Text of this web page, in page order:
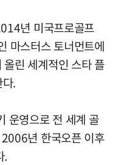
년 미국프로골프
마스터스 토너먼트에
린 세계적인 스타 플
.
운영으로 전 세계 골
년 한국오픈 이후
.